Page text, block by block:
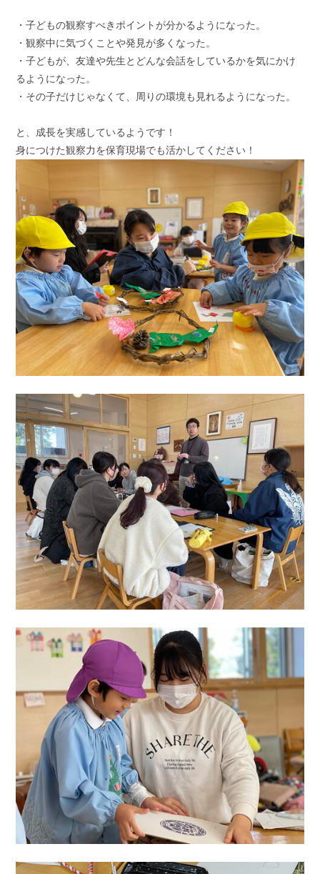
・子どもの観察すべきポイントが分かるようになった。
・観察中に気づくことや発見が多くなった。
・子どもが、友達や先生とどんな会話をしているかを気にかけ
るようになった。
・その子だけじゃなくて、周りの環境も見れるようになった。
と、成長を実感しているようです！
身につけた観察力を保育現場でも活かしてください！